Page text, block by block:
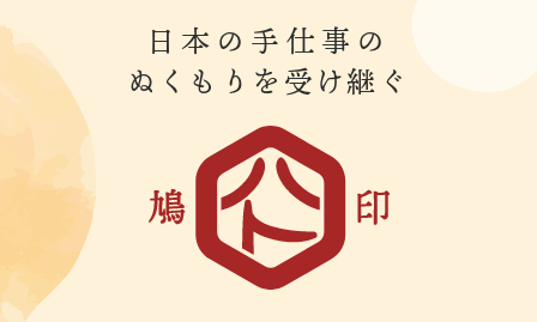
日本の手仕事の
ぬくもりを受け継ぐ